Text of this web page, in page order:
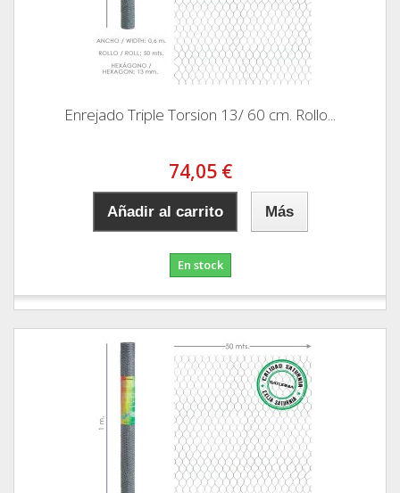
Enrejado Triple Torsion 13/ 60 cm. Rollo...
74,05 €
Añadir al carrito Más
En stock